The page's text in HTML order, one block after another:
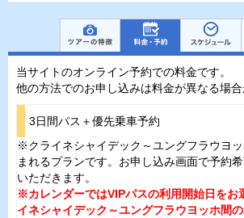
当サイトのオンライン予約での料金です。
他の方法でのお申し込みは料金が異なる場合
3日間パス＋優先乗車予約
※クライネシャイデック～ユングフラウヨ
まれるプランです。お申し込み画面で予約
いただきます。
※カレンダーではVIPパスの利用開始日をお
イネシャイデック～ユングフラウヨッホ間